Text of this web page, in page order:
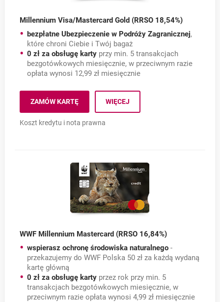
Millennium Visa/Mastercard Gold (RRSO 18,54%)
bezpłatne Ubezpieczenie w Podróży Zagranicznej,
które chroni Ciebie i Twój bagaż
0 zł za obsługę karty przy min. 5 transakcjach
bezgotówkowych miesięcznie, w przeciwnym razie
opłata wynosi 12,99 zł miesięcznie
ZAMÓW KARTĘMILLENNIUM VISA/MASTERCARD GOLD (RRSO
OTWIERA SIĘ W NOWEJ KARCIE
WIĘCEJ
Koszt kredytu i nota prawna
WWF Millennium Mastercard (RRSO 16,84%)
wspierasz ochronę środowiska naturalnego -
przekazujemy do WWF Polska 50 zł za każdą wydaną
kartę główną
0 zł za obsługę karty przez rok przy min. 5
transakcjach bezgotówkowych miesięcznie, w
przeciwnym razie opłata wynosi 4,99 zł miesięcznie